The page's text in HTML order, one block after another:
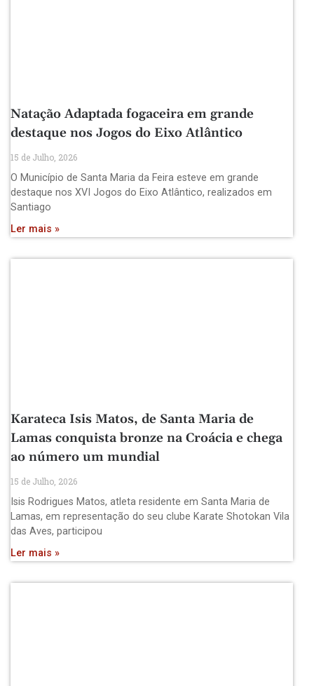
Natação Adaptada fogaceira em grande
destaque nos Jogos do Eixo Atlântico
15 de Julho, 2026
O Município de Santa Maria da Feira esteve em grande
destaque nos XVI Jogos do Eixo Atlântico, realizados em
Santiago
Ler mais »
Karateca Isis Matos, de Santa Maria de
Lamas conquista bronze na Croácia e chega
ao número um mundial
15 de Julho, 2026
Isis Rodrigues Matos, atleta residente em Santa Maria de
Lamas, em representação do seu clube Karate Shotokan Vila
das Aves, participou
Ler mais »